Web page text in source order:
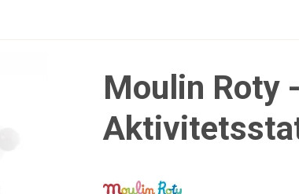
Moulin Roty -